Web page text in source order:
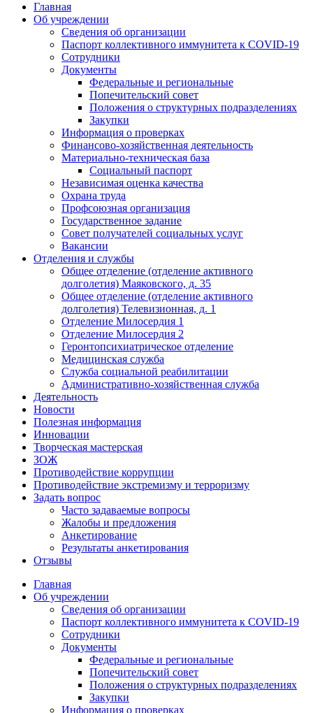
Главная
Об учреждении
Сведения об организации
Паспорт коллективного иммунитета к COVID-19
Сотрудники
Документы
Федеральные и региональные
Попечительский совет
Положения о структурных подразделениях
Закупки
Информация о проверках
Финансово-хозяйственная деятельность
Материально-техническая база
Социальный паспорт
Независимая оценка качества
Охрана труда
Профсоюзная организация
Государственное задание
Совет получателей социальных услуг
Вакансии
Отделения и службы
Общее отделение (отделение активного
долголетия) Маяковского, д. 35
Общее отделение (отделение активного
долголетия) Телевизионная, д. 1
Отделение Милосердия 1
Отделение Милосердия 2
Геронтопсихиатрическое отделение
Медицинская служба
Служба социальной реабилитации
Административно-хозяйственная служба
Деятельность
Новости
Полезная информация
Инновации
Творческая мастерская
ЗОЖ
Противодействие коррупции
Противодействие экстремизму и терроризму
Задать вопрос
Часто задаваемые вопросы
Жалобы и предложения
Анкетирование
Результаты анкетирования
Отзывы
Главная
Об учреждении
Сведения об организации
Паспорт коллективного иммунитета к COVID-19
Сотрудники
Документы
Федеральные и региональные
Попечительский совет
Положения о структурных подразделениях
Закупки
Информация о проверках